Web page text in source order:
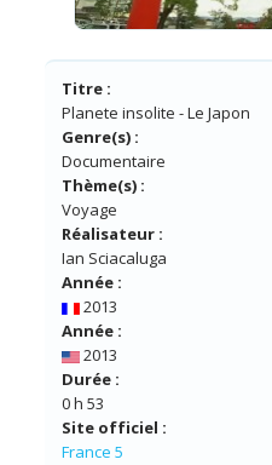
Titre :
Planete insolite - Le Japon
Genre(s) :
Documentaire
Thème(s) :
Voyage
Réalisateur :
Ian Sciacaluga
Année :
2013
Année :
2013
Durée :
0 h 53
Site officiel :
France 5